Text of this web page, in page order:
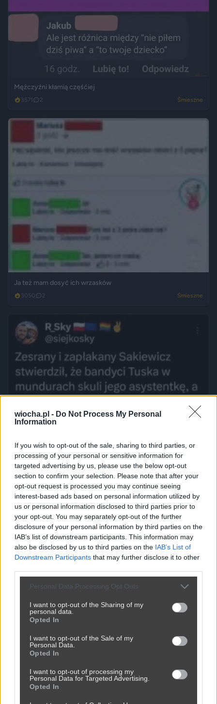
wiocha.pl - Do Not Process My Personal
Information
If you wish to opt-out of the sale, sharing to third parties, or
processing of your personal or sensitive information for
targeted advertising by us, please use the below opt-out
section to confirm your selection. Please note that after your
opt-out request is processed you may continue seeing
interest-based ads based on personal information utilized by
us or personal information disclosed to third parties prior to
your opt-out. You may separately opt-out of the further
disclosure of your personal information by third parties on the
IAB’s list of downstream participants. This information may
also be disclosed by us to third parties on the IAB’s List of
Downstream Participants that may further disclose it to other
Personal Data Processing Opt Outs
I want to opt-out of the Sharing of my
personal data.
Opted In
I want to opt-out of the Sale of my
Personal Data.
Opted In
I want to opt-out of processing my
Personal Data for Targeted Advertising.
Opted In
Mężczyźni kłamią częśćiej
3571 2 Śmieszne
Ja też mam dosyć ich wrzasków
3050 2 Śmieszne